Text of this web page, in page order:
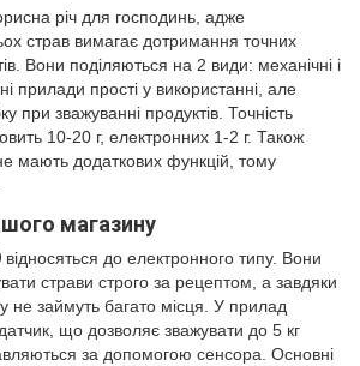
річ для господинь, адже
страв вимагає дотримання точних
Вони поділяються на 2 види: механічні і
прилади прості у використанні, але
при зважуванні продуктів. Точність
10-20 г, електронних 1-2 г. Також
мають додаткових функцій, тому
магазину
відносяться до електронного типу. Вони
страви строго за рецептом, а завдяки
не займуть багато місця. У прилад
що дозволяє зважувати до 5 кг
за допомогою сенсора. Основні